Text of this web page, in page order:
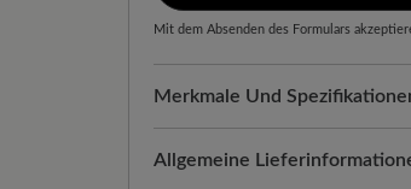
Mit dem Absenden des Formulars
Merkmale Und
Passform:Standard Passform
Allgemeine